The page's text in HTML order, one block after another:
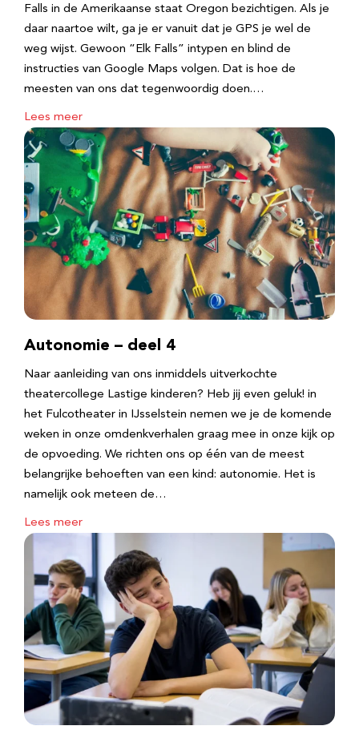
Falls in de Amerikaanse staat Oregon bezichtigen. Als je
daar naartoe wilt, ga je er vanuit dat je GPS je wel de
weg wijst. Gewoon “Elk Falls” intypen en blind de
instructies van Google Maps volgen. Dat is hoe de
meesten van ons dat tegenwoordig doen.…
Lees meer
Autonomie – deel 4
Naar aanleiding van ons inmiddels uitverkochte
theatercollege Lastige kinderen? Heb jij even geluk! in
het Fulcotheater in IJsselstein nemen we je de komende
weken in onze omdenkverhalen graag mee in onze kijk op
de opvoeding. We richten ons op één van de meest
belangrijke behoeften van een kind: autonomie. Het is
namelijk ook meteen de…
Lees meer